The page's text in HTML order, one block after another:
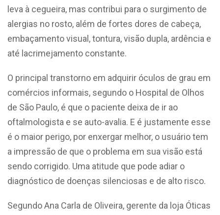
leva à cegueira, mas contribui para o surgimento de
alergias no rosto, além de fortes dores de cabeça,
embaçamento visual, tontura, visão dupla, ardência e
até lacrimejamento constante.
O principal transtorno em adquirir óculos de grau em
comércios informais, segundo o Hospital de Olhos
de São Paulo, é que o paciente deixa de ir ao
oftalmologista e se auto-avalia. E é justamente esse
é o maior perigo, por enxergar melhor, o usuário tem
a impressão de que o problema em sua visão está
sendo corrigido. Uma atitude que pode adiar o
diagnóstico de doenças silenciosas e de alto risco.
Segundo Ana Carla de Oliveira, gerente da loja Óticas